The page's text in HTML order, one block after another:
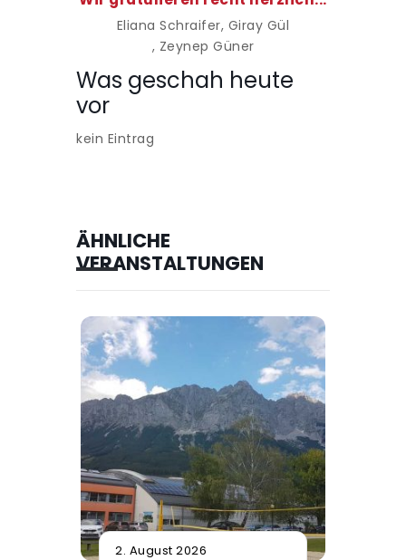
Eliana Schraifer, Giray Gül
, Zeynep Güner
Was geschah heute
vor
kein Eintrag
ÄHNLICHE
VERANSTALTUNGEN
2. August 2026